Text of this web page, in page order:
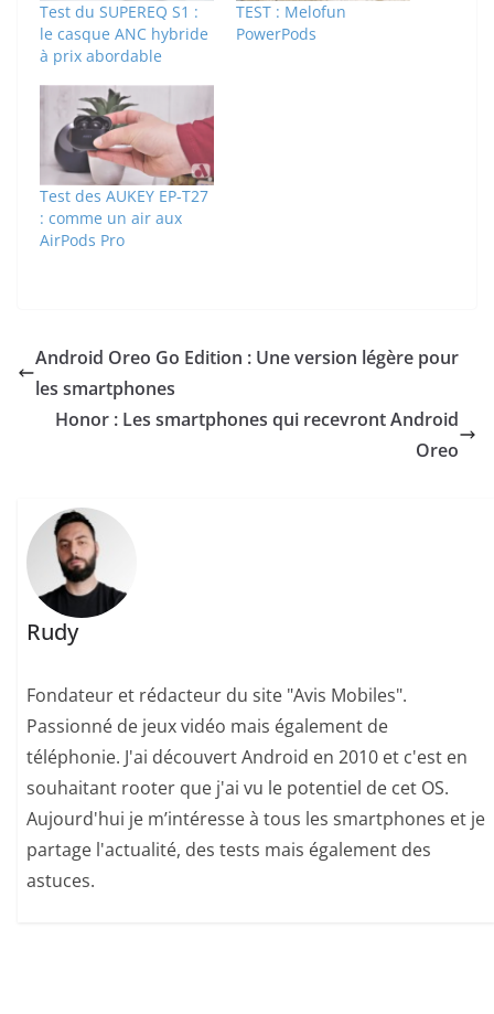
Test du SUPEREQ S1 :
le casque ANC hybride
à prix abordable
TEST : Melofun
PowerPods
Test des AUKEY EP-T27
: comme un air aux
AirPods Pro
Android Oreo Go Edition : Une version légère pour
les smartphones
Honor : Les smartphones qui recevront Android
Oreo
Rudy
Fondateur et rédacteur du site "Avis Mobiles".
Passionné de jeux vidéo mais également de
téléphonie. J'ai découvert Android en 2010 et c'est en
souhaitant rooter que j'ai vu le potentiel de cet OS.
Aujourd'hui je m’intéresse à tous les smartphones et je
partage l'actualité, des tests mais également des
astuces.